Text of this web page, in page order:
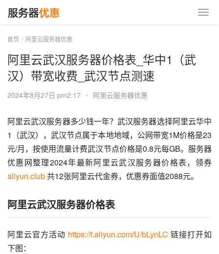
首页 阿里云服务器优惠
阿里云武汉服务器价格表_华中1（武
汉）带宽收费_武汉节点测速
2024年8月27日 pm2:17 • 阿里云服务器优惠
阿里云武汉服务器多少钱一年？武汉服务器选择阿里云华中
1（武汉），武汉节点属于本地地域，公网带宽1M价格是23
元/月，按使用流量计费武汉节点价格是0.8元每GB。服务器
aliyun.club 共12张阿里云代金券，优惠券面值2088元。
阿里云武汉服务器价格表
阿里云官方活动 https://t.aliyun.com/U/bLynLC 链接打开如
下图：